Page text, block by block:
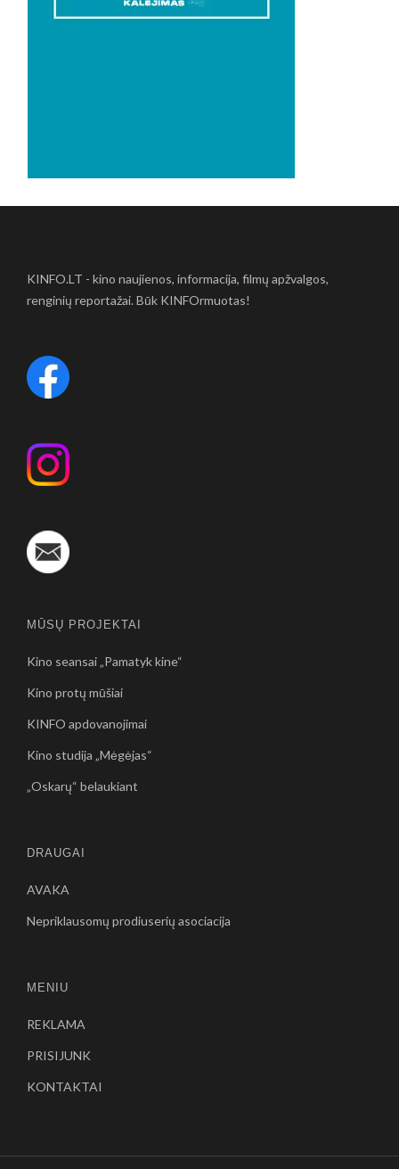
KINFO.LT - kino naujienos, informacija, filmų apžvalgos,
renginių reportažai. Būk KINFOrmuotas!
MŪSŲ PROJEKTAI
Kino seansai „Pamatyk kine“
Kino protų mūšiai
KINFO apdovanojimai
Kino studija „Mėgėjas“
„Oskarų“ belaukiant
DRAUGAI
AVAKA
Nepriklausomų prodiuserių asociacija
MENIU
REKLAMA
PRISIJUNK
KONTAKTAI